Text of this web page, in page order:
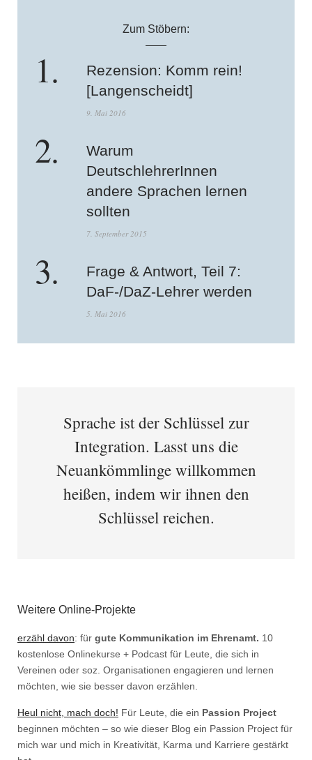
Zum Stöbern:
Rezension: Komm rein!
[Langenscheidt]
9. Mai 2016
Warum
DeutschlehrerInnen
andere Sprachen lernen
sollten
7. September 2015
Frage & Antwort, Teil 7:
DaF-/DaZ-Lehrer werden
5. Mai 2016
Sprache ist der Schlüssel zur
Integration. Lasst uns die
Neuankömmlinge willkommen
heißen, indem wir ihnen den
Schlüssel reichen.
Weitere Online-Projekte
erzähl davon: für gute Kommunikation im Ehrenamt. 10
kostenlose Onlinekurse + Podcast für Leute, die sich in
Vereinen oder soz. Organisationen engagieren und lernen
möchten, wie sie besser davon erzählen.
Heul nicht, mach doch! Für Leute, die ein Passion Project
beginnen möchten – so wie dieser Blog ein Passion Project für
mich war und mich in Kreativität, Karma und Karriere gestärkt